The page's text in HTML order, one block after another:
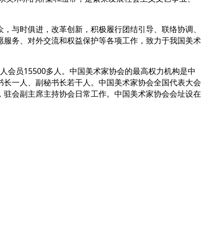
与时俱进，改革创新，积极履行团结引导、联络协调、
务、对外交流和权益保护等各项工作，致力于我国美术
会员15500多人。中国美术家协会的最高权力机构是中
一人、副秘书长若干人。中国美术家协会全国代表大会
会副主席主持协会日常工作。中国美术家协会会址设在